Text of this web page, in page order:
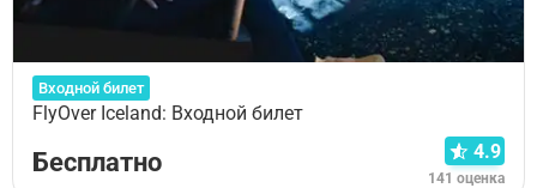
Входной билет
FlyOver Iceland: Входной билет
Бесплатно 4.9
141 оценка